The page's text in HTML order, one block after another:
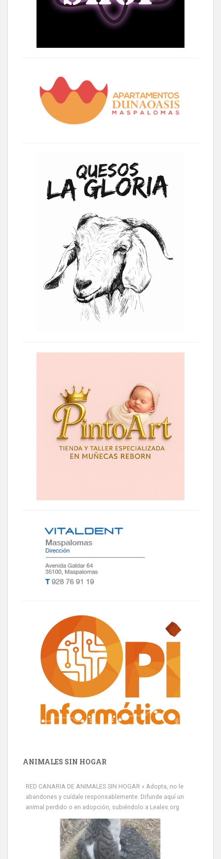
ANIMALES SIN HOGAR
RED CANARIA DE ANIMALES SIN HOGAR » Adopta, no le
abandones y cuídale responsablemente. Difunde aquí un
animal perdido o en adopción, subiéndolo a Leales.org